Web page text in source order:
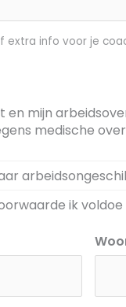
extra info voor je
en mijn
medische
ik voldoe